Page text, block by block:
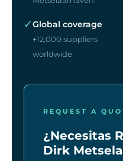
✓Global coverage
+12,000 suppliers
worldwide
REQUEST A
¿Necesitas
Dirk